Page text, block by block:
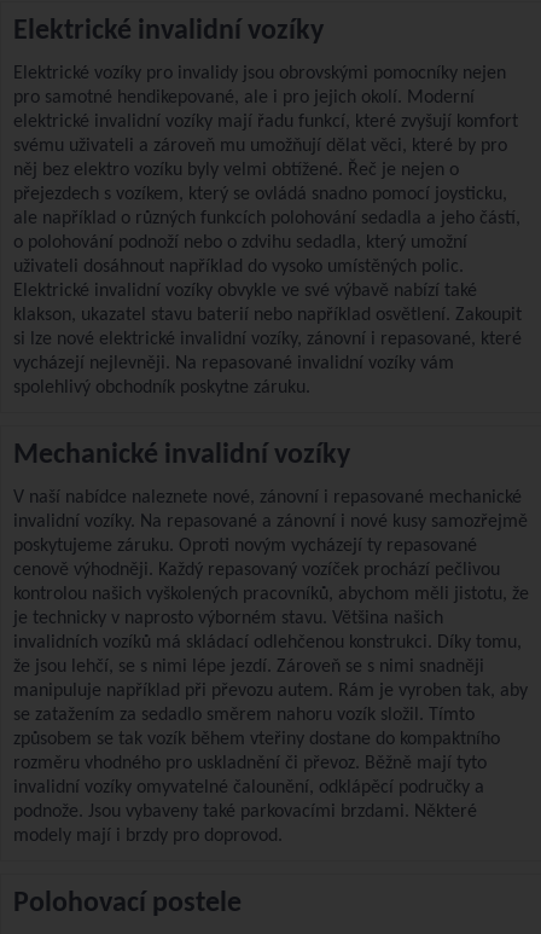
Elektrické invalidní vozíky
Elektrické vozíky pro invalidy jsou obrovskými pomocníky nejen
pro samotné hendikepované, ale i pro jejich okolí. Moderní
elektrické invalidní vozíky mají řadu funkcí, které zvyšují komfort
svému uživateli a zároveň mu umožňují dělat věci, které by pro
něj bez elektro vozíku byly velmi obtížené. Řeč je nejen o
přejezdech s vozíkem, který se ovládá snadno pomocí joysticku,
ale například o různých funkcích polohování sedadla a jeho částí,
o polohování podnoží nebo o zdvihu sedadla, který umožní
uživateli dosáhnout například do vysoko umístěných polic.
Elektrické invalidní vozíky obvykle ve své výbavě nabízí také
klakson, ukazatel stavu baterií nebo například osvětlení. Zakoupit
si lze nové elektrické invalidní vozíky, zánovní i repasované, které
vycházejí nejlevněji. Na repasované invalidní vozíky vám
spolehlivý obchodník poskytne záruku.
Mechanické invalidní vozíky
V naší nabídce naleznete nové, zánovní i repasované mechanické
invalidní vozíky. Na repasované a zánovní i nové kusy samozřejmě
poskytujeme záruku. Oproti novým vycházejí ty repasované
cenově výhodněji. Každý repasovaný vozíček prochází pečlivou
kontrolou našich vyškolených pracovníků, abychom měli jistotu, že
je technicky v naprosto výborném stavu. Většina našich
invalidních vozíků má skládací odlehčenou konstrukci. Díky tomu,
že jsou lehčí, se s nimi lépe jezdí. Zároveň se s nimi snadněji
manipuluje například při převozu autem. Rám je vyroben tak, aby
se zatažením za sedadlo směrem nahoru vozík složil. Tímto
způsobem se tak vozík během vteřiny dostane do kompaktního
rozměru vhodného pro uskladnění či převoz. Běžně mají tyto
invalidní vozíky omyvatelné čalounění, odklápěcí područky a
podnože. Jsou vybaveny také parkovacími brzdami. Některé
modely mají i brzdy pro doprovod.
Polohovací postele